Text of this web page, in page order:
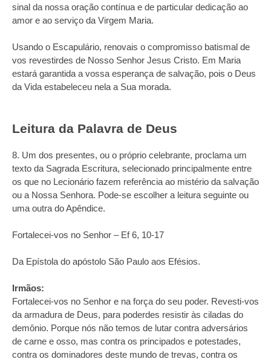
sinal da nossa oração contínua e de particular dedicação ao
amor e ao serviço da Virgem Maria.
Usando o Escapulário, renovais o compromisso batismal de
vos revestirdes de Nosso Senhor Jesus Cristo. Em Maria
estará garantida a vossa esperança de salvação, pois o Deus
da Vida estabeleceu nela a Sua morada.
Leitura da Palavra de Deus
8. Um dos presentes, ou o próprio celebrante, proclama um
texto da Sagrada Escritura, selecionado principalmente entre
os que no Lecionário fazem referência ao mistério da salvação
ou a Nossa Senhora. Pode‑se escolher a leitura seguinte ou
uma outra do Apêndice.
Fortalecei-vos no Senhor – Ef 6, 10-17
Da Epístola do apóstolo São Paulo aos Efésios.
Irmãos:
Fortalecei-vos no Senhor e na força do seu poder. Revesti-vos
da armadura de Deus, para poderdes resistir às ciladas do
demônio. Porque nós não temos de lutar contra adversários
de carne e osso, mas contra os principados e potestades,
contra os dominadores deste mundo de trevas, contra os